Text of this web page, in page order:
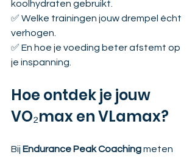
koolhydraten gebruikt.
✅ Welke trainingen jouw drempel écht
verhogen.
✅ En hoe je voeding beter afstemt op
je inspanning.
Hoe ontdek je jouw
VO₂max en VLamax?
Bij Endurance Peak Coaching meten